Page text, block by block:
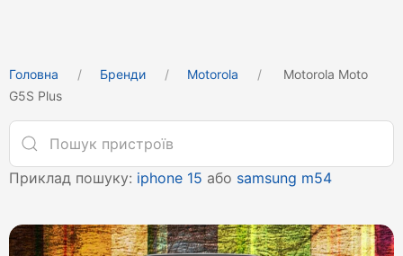
Головна Бренди Motorola
Motorola Moto
G5S Plus
Приклад пошуку: iphone 15 або samsung m54